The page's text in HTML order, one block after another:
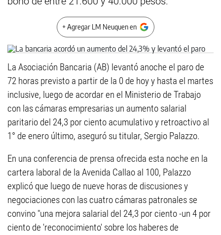
+ Agregar LM Neuquen en
La Asociación Bancaria (AB) levantó anoche el paro de
72 horas previsto a partir de la 0 de hoy y hasta el martes
inclusive, luego de acordar en el Ministerio de Trabajo
con las cámaras empresarias un aumento salarial
paritario del 24,3 por ciento acumulativo y retroactivo al
1° de enero último, aseguró su titular, Sergio Palazzo.
En una conferencia de prensa ofrecida esta noche en la
cartera laboral de la Avenida Callao al 100, Palazzo
explicó que luego de nueve horas de discusiones y
negociaciones con las cuatro cámaras patronales se
convino "una mejora salarial del 24,3 por ciento -un 4 por
ciento de 'reconocimiento' sobre los haberes de